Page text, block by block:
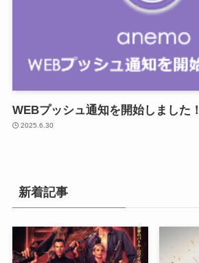
WEBプッシュ通知を開始しました！
2025.6.30
新着記事